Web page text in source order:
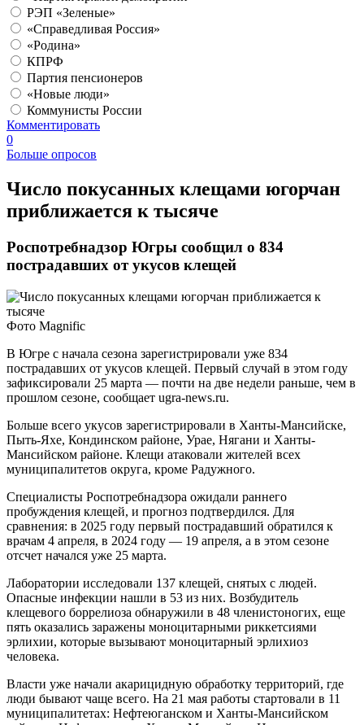
РЭП «Зеленые»
«Справедливая Россия»
«Родина»
КПРФ
Партия пенсионеров
«Новые люди»
Коммунисты России
Комментировать
0
Больше опросов
Число покусанных клещами югорчан
приближается к тысяче
Роспотребнадзор Югры сообщил о 834
пострадавших от укусов клещей
Фото Magnific
В Югре с начала сезона зарегистрировали уже 834
пострадавших от укусов клещей. Первый случай в этом году
зафиксировали 25 марта — почти на две недели раньше, чем в
прошлом сезоне, сообщает ugra-news.ru.
Больше всего укусов зарегистрировали в Ханты-Мансийске,
Пыть-Яхе, Кондинском районе, Урае, Нягани и Ханты-
Мансийском районе. Клещи атаковали жителей всех
муниципалитетов округа, кроме Радужного.
Специалисты Роспотребнадзора ожидали раннего
пробуждения клещей, и прогноз подтвердился. Для
сравнения: в 2025 году первый пострадавший обратился к
врачам 4 апреля, в 2024 году — 19 апреля, а в этом сезоне
отсчет начался уже 25 марта.
Лаборатории исследовали 137 клещей, снятых с людей.
Опасные инфекции нашли в 53 из них. Возбудитель
клещевого боррелиоза обнаружили в 48 членистоногих, еще
пять оказались заражены моноцитарными риккетсиями
эрлихии, которые вызывают моноцитарный эрлихиоз
человека.
Власти уже начали акарицидную обработку территорий, где
люди бывают чаще всего. На 21 мая работы стартовали в 11
муниципалитетах: Нефтеюганском и Ханты-Мансийском